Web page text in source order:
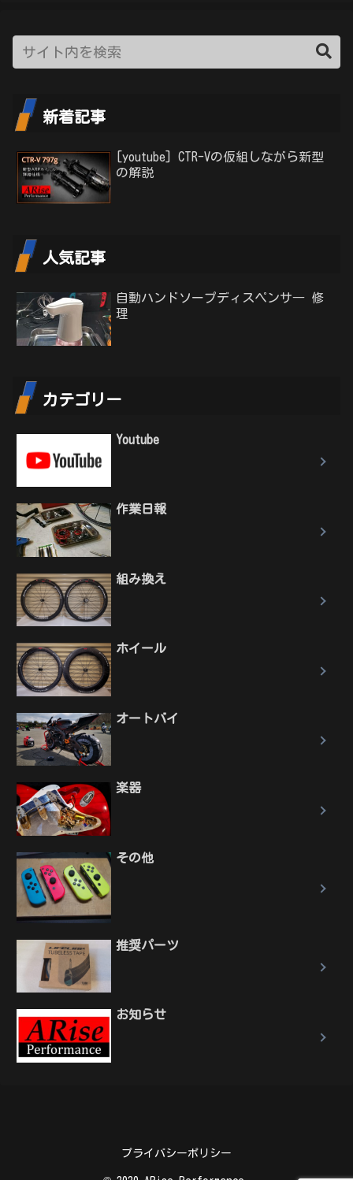
新着記事
[youtube] CTR-Vの仮組しながら新型
の解説
人気記事
自動ハンドソープディスペンサ― 修
理
カテゴリー
Youtube
作業日報
組み換え
ホイール
オートバイ
楽器
その他
推奨パーツ
お知らせ
プライバシーポリシー